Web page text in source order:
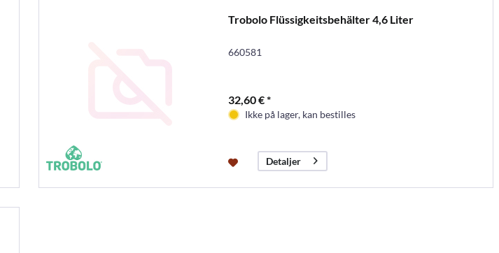
Trobolo Flüssigkeitsbehälter 4,6 Liter
660581
32,60 € *
Ikke på lager, kan bestilles
Detaljer